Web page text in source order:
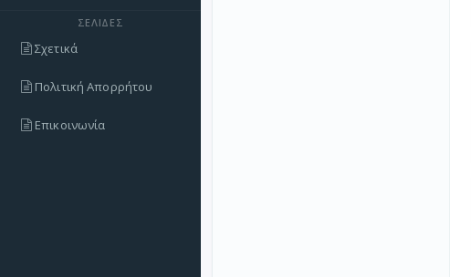
ΣΕΛΊΔΕΣ
Σχετικά
Πολιτική Απορρήτου
Επικοινωνία